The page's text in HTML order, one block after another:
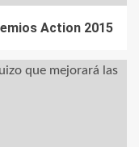
Action 2015